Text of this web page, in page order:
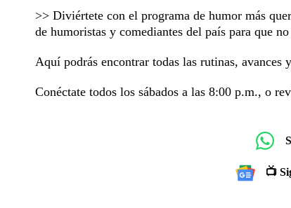
>> Diviértete con el programa de humor más
de humoristas y comediantes del país para que
Aquí podrás encontrar todas las rutinas, avances
Conéctate todos los sábados a las 8:00 p.m., o
📺